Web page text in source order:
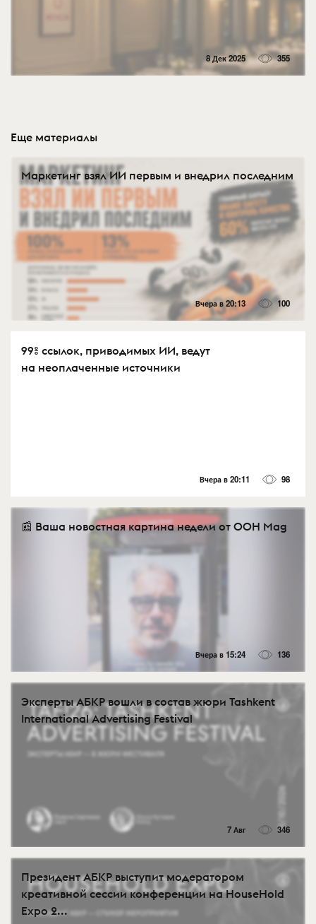
8 Дек 2025 355
Еще материалы
Маркетинг взял ИИ первым и внедрил последним
Вчера в 20:13 100
99% ссылок, приводимых ИИ, ведут
на неоплаченные источники
Вчера в 20:11 98
📰 Ваша новостная картина недели от OOH Mag
Вчера в 15:24 136
Эксперты АБКР вошли в состав жюри Tashkent
International Advertising Festival
7 Авг 346
Президент АБКР выступит модератором
креативной сессии конференции на HouseHold
Expo 2...